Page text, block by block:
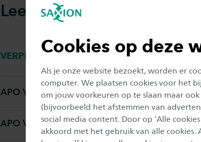
Cookies op deze
Als je onze website bezoekt, worden er
computer. We plaatsen cookies voor het
om jouw voorkeuren op te slaan maar
(bijvoorbeeld het afstemmen van
social media content. Door op 'Alle
akkoord met het gebruik van alle cookies.
Leereenheden
VERPLICHTE VAKKEN
APO Vt Ad PEP jaar 1
APO Vt Ad PEP jaar 2